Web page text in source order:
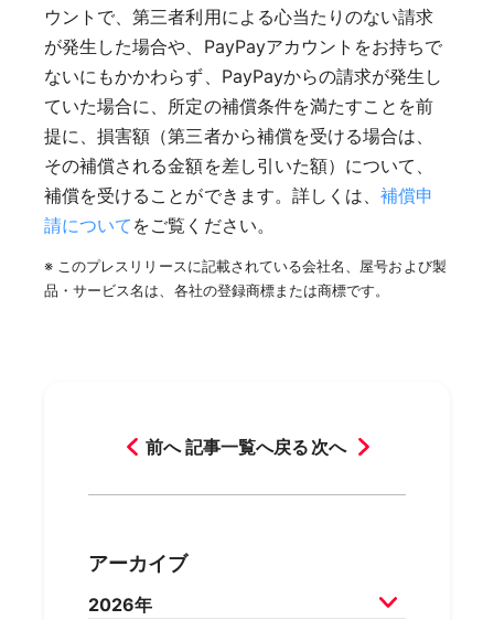
ウントで、第三者利用による心当たりのない請求
が発生した場合や、PayPayアカウントをお持ちで
ないにもかかわらず、PayPayからの請求が発生し
ていた場合に、所定の補償条件を満たすことを前
提に、損害額（第三者から補償を受ける場合は、
その補償される金額を差し引いた額）について、
補償を受けることができます。詳しくは、補償申
請について をご覧ください。
※ このプレスリリースに記載されている会社名、屋号および製
品・サービス名は、各社の登録商標または商標です。
前へ 記事一覧へ戻る 次へ
アーカイブ
2026年